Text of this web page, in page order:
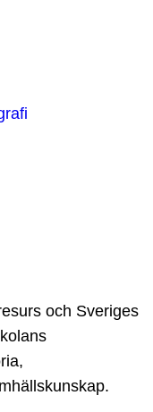
och Sveriges